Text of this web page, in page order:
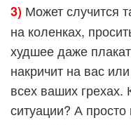
3) Может случится
на коленках,
худшее даже
накричит на вас
всех ваших грехах.
ситуации? А